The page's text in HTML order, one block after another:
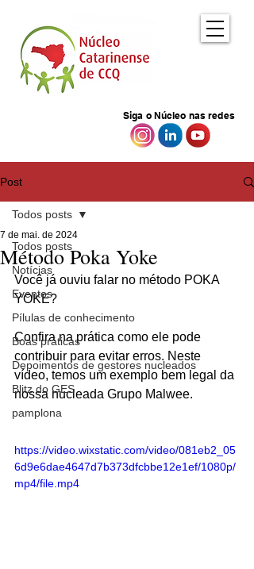
Siga o Núcleo nas redes
Post
Todos posts
Notícias
Eventos
Pílulas de conhecimento
Boas práticas
Depoimentos de gestores nucleados
Blitz do GES
pamplona
Todos posts
Método Poka Yoke
7 de mai. de 2024
Você já ouviu falar no método POKA
YOKE?
Confira na prática como ele pode
contribuir para evitar erros. Neste
vídeo, temos um exemplo bem legal da
nossa nucleada Grupo Malwee.
https://video.wixstatic.com/video/081eb2_05
6d9e6dae4647d7b373dfcbbe12e1ef/1080p/
mp4/file.mp4